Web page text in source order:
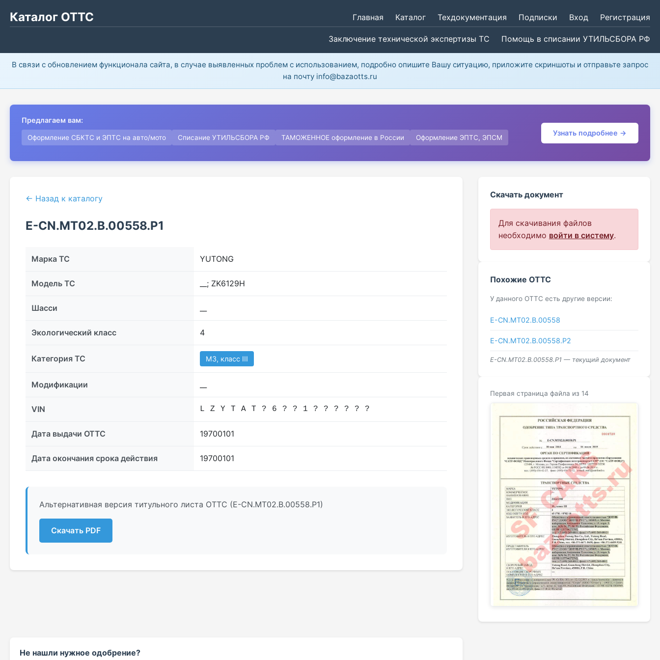
Каталог ОТТС Главная Каталог Техдокументация Подписки Вход Регистрация
Заключение технической экспертизы ТС Помощь в списании УТИЛЬСБОРА РФ
В связи с обновлением функционала сайта, в случае выявленных проблем с использованием, подробно опишите Вашу ситуацию, приложите скриншоты и отправьте запрос
на почту info@bazaotts.ru
Предлагаем вам:
Оформление СБКТС и ЭПТС на авто/мото Списание УТИЛЬСБОРА РФ ТАМОЖЕННОЕ оформление в России Оформление ЭПТС, ЭПСМ
Узнать подробнее →
← Назад к каталогу
E-CN.МТ02.B.00558.Р1
Марка ТС YUTONG
Модель ТС __; ZK6129H
Шасси
Экологический класс 4
Категория ТС M3, класс III
Модификации
VIN L Z Y T A T ? 6 ? ? 1 ? ? ? ? ? ?
Дата выдачи ОТТС 19700101
Дата окончания срока действия 19700101
Альтернативная версия титульного листа ОТТС (E-CN.МТ02.B.00558.Р1)
Скачать PDF
Скачать документ
Для скачивания файлов
необходимо войти в систему.
Похожие ОТТС
У данного ОТТС есть другие версии:
E-CN.MT02.B.00558
E-CN.МТ02.B.00558.Р2
E-CN.МТ02.B.00558.Р1 — текущий документ
Первая страница файла из 14
Не нашли нужное одобрение?